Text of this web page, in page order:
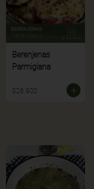
Berenjenas
Parmigiana
$26.900